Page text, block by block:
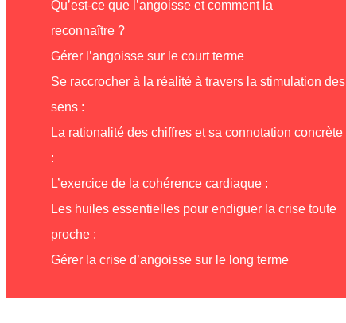
Qu’est-ce que l’angoisse et comment la
reconnaître ?
Gérer l’angoisse sur le court terme
Se raccrocher à la réalité à travers la stimulation des
sens :
La rationalité des chiffres et sa connotation concrète
:
L’exercice de la cohérence cardiaque :
Les huiles essentielles pour endiguer la crise toute
proche :
Gérer la crise d’angoisse sur le long terme